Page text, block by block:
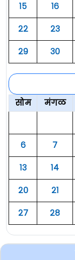
१५
१६
२२
२३
२९
३०
सोम
मंगळ
६
७
१३
१४
२०
२१
२७
२८